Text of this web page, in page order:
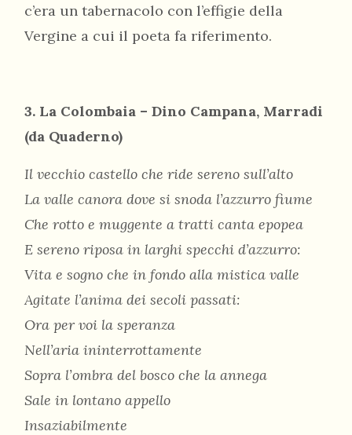
c’era un tabernacolo con l’effigie della
Vergine a cui il poeta fa riferimento.
3. La Colombaia – Dino Campana, Marradi
(da Quaderno)
Il vecchio castello che ride sereno sull’alto
La valle canora dove si snoda l’azzurro fiume
Che rotto e muggente a tratti canta epopea
E sereno riposa in larghi specchi d’azzurro:
Vita e sogno che in fondo alla mistica valle
Agitate l’anima dei secoli passati:
Ora per voi la speranza
Nell’aria ininterrottamente
Sopra l’ombra del bosco che la annega
Sale in lontano appello
Insaziabilmente